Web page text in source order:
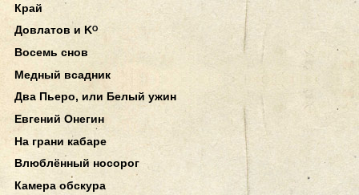
Край
Довлатов и Kᴼ
Восемь снов
Медный всадник
Два Пьеро, или Белый ужин
Евгений Онегин
На грани кабаре
Влюблённый носорог
Камера обскура